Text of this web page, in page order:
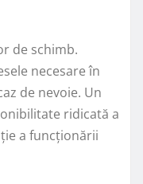
de schimb.
necesare în
de nevoie. Un
ridicată a
a funcționării